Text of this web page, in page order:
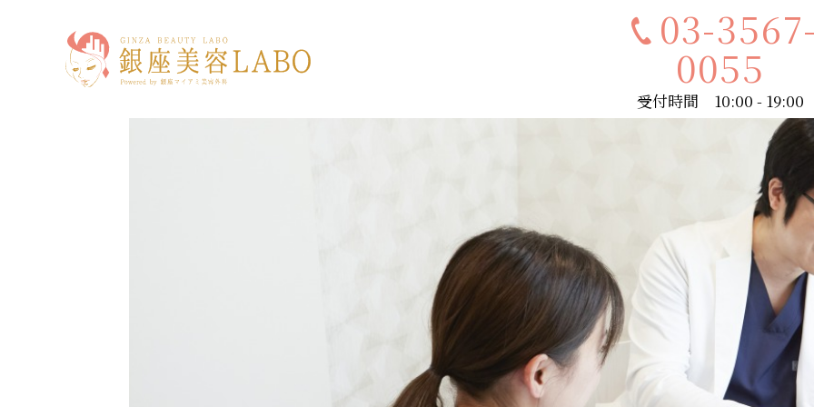
03-
0055
受付時間 10:00 - 19:00